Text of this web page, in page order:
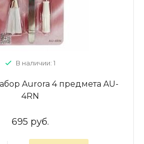
В наличии: 1
Aurora 4 предмета AU-
4RN
695 руб.